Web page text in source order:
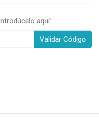
aquí:
Validar Código